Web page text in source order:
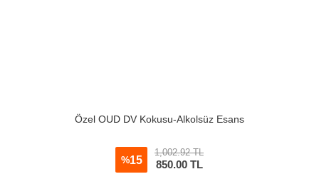
Özel OUD DV Kokusu-Alkolsüz Esans
%15
1,002.92 TL
850.00TL